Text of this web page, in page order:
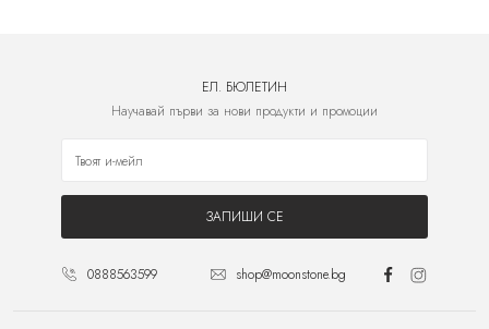
ЕЛ. БЮЛЕТИН
Научавай първи за нови продукти и промоции
ЗАПИШИ СЕ
0888563599 shop@moonstone.bg